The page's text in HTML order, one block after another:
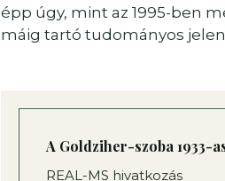
épp úgy, mint az 1995-ben
máig tartó tudományos
A Goldziher-szoba 1933-
REAL-MS hivatkozás